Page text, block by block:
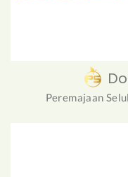
Peremajaan